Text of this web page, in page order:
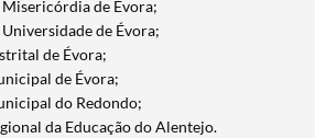
de Évora;
de Évora;
de Évora;
de Évora;
do Redondo;
da Educação do Alentejo.